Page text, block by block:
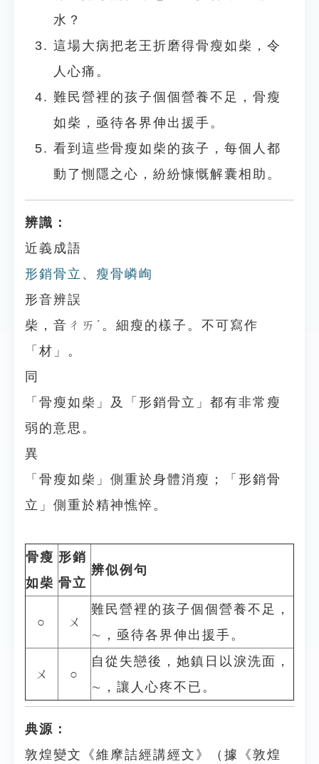
水？
這場大病把老王折磨得骨瘦如柴，令
人心痛。
難民營裡的孩子個個營養不足，骨瘦
如柴，亟待各界伸出援手。
看到這些骨瘦如柴的孩子，每個人都
動了惻隱之心，紛紛慷慨解囊相助。
辨識：
近義成語
形銷骨立 、 瘦骨嶙峋
形音辨誤
柴，音ㄔㄞˊ。細瘦的樣子。不可寫作
「材」。
同
「骨瘦如柴」及「形銷骨立」都有非常瘦
弱的意思。
異
「骨瘦如柴」側重於身體消瘦；「形銷骨
立」側重於精神憔悴。
骨瘦
如柴
形銷
骨立
辨似例句
○ ㄨ
難民營裡的孩子個個營養不足，
∼，亟待各界伸出援手。
ㄨ ○
自從失戀後，她鎮日以淚洗面，
∼，讓人心疼不已。
典源：
敦煌變文《維摩詰經講經文》（據《敦煌